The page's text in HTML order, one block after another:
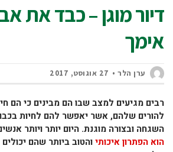
דיור מוגן – כבד את
אימך
ערן הלר 27 אוגוסט, 2017
רבים מגיעים למצב שבו הם מבינים כי הם
להורים שלהם, אשר יאפשר להם לחיות
השגחה ובצורה מוגנת. היום יותר ויותר
הוא הפתרון איכותיוהטוב ביותר שהם